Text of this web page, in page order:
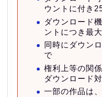
ウントに付き
ダウンロード
ントにつき最
同時にダウン
で
権利上等の関
ダウンロード
一部の作品は